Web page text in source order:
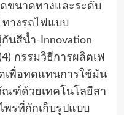
ขนาดทางและระดับ
างรถไฟแบบ
นสีน้ำ-Innovation
กรรมวิธีการผลิตเฟ
เพื่อทดแทนการใช้มัน
ณฑ์ด้วยเทคโนโลยีสา
พรที่กักเก็บรูปแบบ